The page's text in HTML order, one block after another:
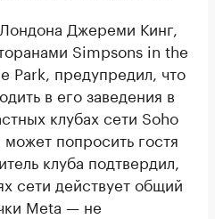
Джереми Кинг,
Simpsons in the
Park, предупредил, что
в его заведения в
клубах сети Soho
попросить гостя
клуба подтвердил,
сети действует общий
Meta — не